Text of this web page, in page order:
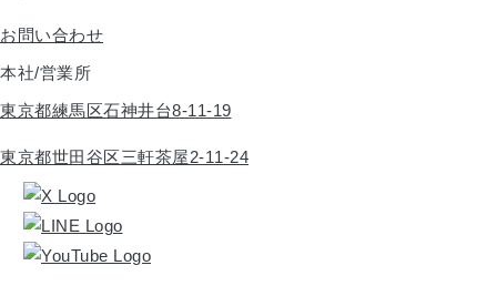
お問い合わせ
本社/営業所
東京都練馬区石神井台8-11-19
東京都世田谷区三軒茶屋2-11-24